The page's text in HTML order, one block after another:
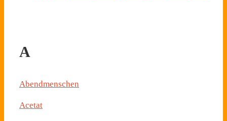
A
Abendmenschen
Acetat